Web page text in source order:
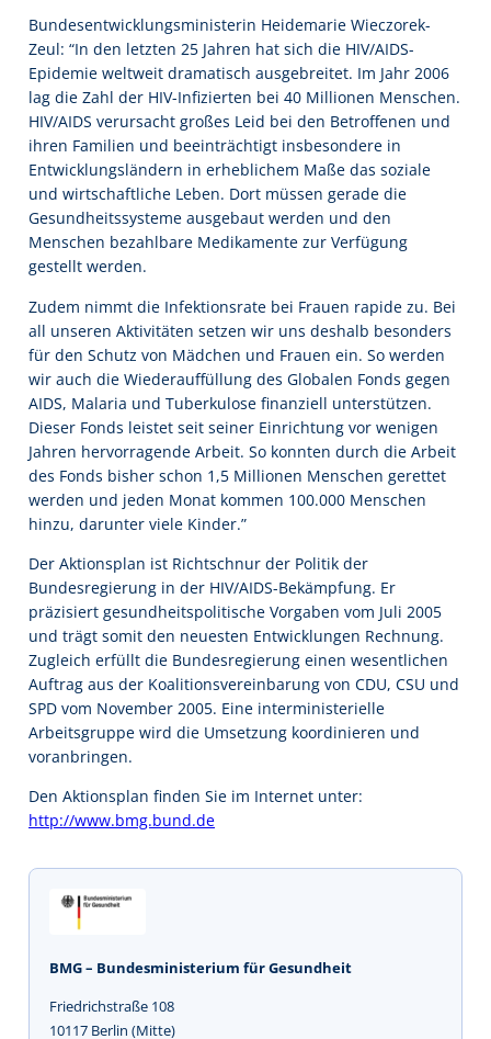
Bundesentwicklungsministerin Heidemarie Wieczorek-
Zeul: “In den letzten 25 Jahren hat sich die HIV/AIDS-
Epidemie weltweit dramatisch ausgebreitet. Im Jahr 2006
lag die Zahl der HIV-Infizierten bei 40 Millionen Menschen.
HIV/AIDS verursacht großes Leid bei den Betroffenen und
ihren Familien und beeinträchtigt insbesondere in
Entwicklungsländern in erheblichem Maße das soziale
und wirtschaftliche Leben. Dort müssen gerade die
Gesundheitssysteme ausgebaut werden und den
Menschen bezahlbare Medikamente zur Verfügung
gestellt werden.
Zudem nimmt die Infektionsrate bei Frauen rapide zu. Bei
all unseren Aktivitäten setzen wir uns deshalb besonders
für den Schutz von Mädchen und Frauen ein. So werden
wir auch die Wiederauffüllung des Globalen Fonds gegen
AIDS, Malaria und Tuberkulose finanziell unterstützen.
Dieser Fonds leistet seit seiner Einrichtung vor wenigen
Jahren hervorragende Arbeit. So konnten durch die Arbeit
des Fonds bisher schon 1,5 Millionen Menschen gerettet
werden und jeden Monat kommen 100.000 Menschen
hinzu, darunter viele Kinder.”
Der Aktionsplan ist Richtschnur der Politik der
Bundesregierung in der HIV/AIDS-Bekämpfung. Er
präzisiert gesundheitspolitische Vorgaben vom Juli 2005
und trägt somit den neuesten Entwicklungen Rechnung.
Zugleich erfüllt die Bundesregierung einen wesentlichen
Auftrag aus der Koalitionsvereinbarung von CDU, CSU und
SPD vom November 2005. Eine interministerielle
Arbeitsgruppe wird die Umsetzung koordinieren und
voranbringen.
Den Aktionsplan finden Sie im Internet unter:
http://www.bmg.bund.de
BMG – Bundesministerium für Gesundheit
Friedrichstraße 108
10117 Berlin (Mitte)